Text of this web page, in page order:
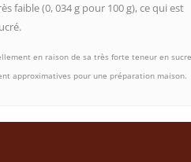
faible (0, 034 g pour 100 g), ce qui est
en raison de sa très forte teneur en
approximatives pour une préparation maison.